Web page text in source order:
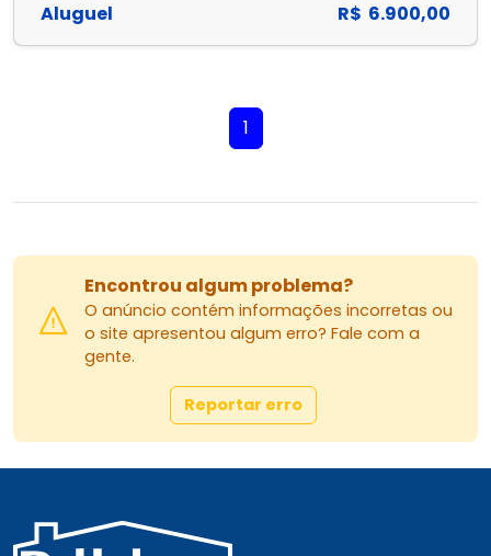
Aluguel R$ 6.900,00
1
Encontrou algum problema?
O anúncio contém informações incorretas ou
o site apresentou algum erro? Fale com a
gente.
Reportar erro